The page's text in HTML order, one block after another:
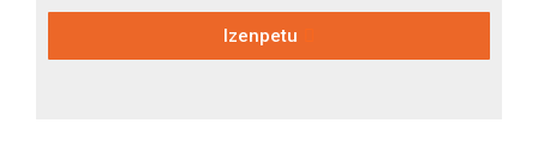
Izenpetu